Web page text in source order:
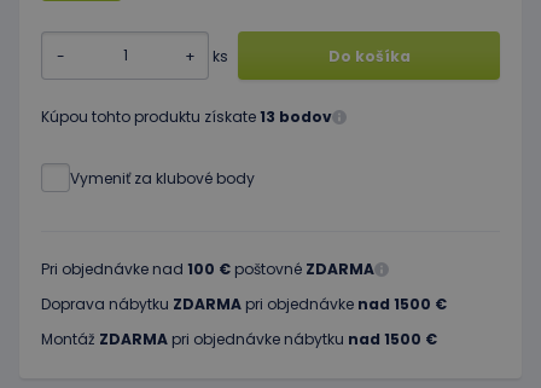
- + ks Do košíka
Kúpou tohto produktu získate13 bodov
Vymeniť za klubové body
Pri objednávke nad 100 € poštovné ZDARMA
Doprava nábytku ZDARMA pri objednávke nad 1500 €
Montáž ZDARMA pri objednávke nábytku nad 1500 €